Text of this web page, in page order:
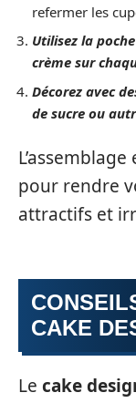
refermer les
Utilisez la
crème sur
Décorez avec
de sucre ou
pour rendre
attractifs et
CAKE
Le cake